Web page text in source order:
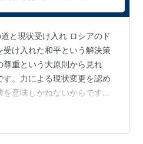
と現状受け入れ ロシアのド
受け入れた和平という解決策
重という大原則から見れ
。力による現状変更を認め
意味しかねないからです。
ょう。 メディアが報じるロ
に基づいている部分があ